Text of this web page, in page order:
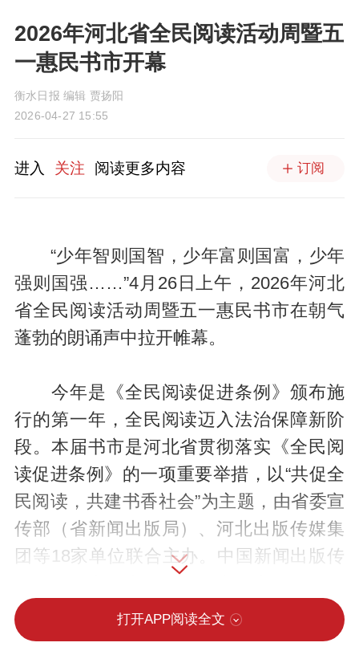
2026年河北省全民阅读活动周暨五
一惠民书市开幕
衡水日报 编辑 贾扬阳
2026-04-27 15:55
进入 关注 阅读更多内容 订阅
“少年智则国智，少年富则国富，少年
强则国强……”4月26日上午，2026年河北
省全民阅读活动周暨五一惠民书市在朝气
蓬勃的朗诵声中拉开帷幕。
今年是《全民阅读促进条例》颁布施
行的第一年，全民阅读迈入法治保障新阶
段。本届书市是河北省贯彻落实《全民阅
读促进条例》的一项重要举措，以“共促全
民阅读，共建书香社会”为主题，由省委宣
传部（省新闻出版局）、河北出版传媒集
团等18家单位联合主办。中国新闻出版传
首都文化科技集团、天津出版传媒集团、
人民教育出版社、北京磨铁文化、新经典
打开APP阅读全文